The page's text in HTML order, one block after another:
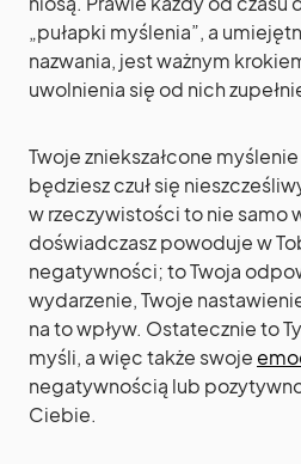
„pułapki myślenia”, a
nazwania, jest ważnym
uwolnienia się od nich
Twoje zniekszałcone
będziesz czuł się
w rzeczywistości to nie samo
doświadczasz powoduje w
negatywności; to Twoja
wydarzenie, Twoje
na to wpływ. Ostatecznie to
myśli, a więc także swoje
negatywnością lub
Ciebie.